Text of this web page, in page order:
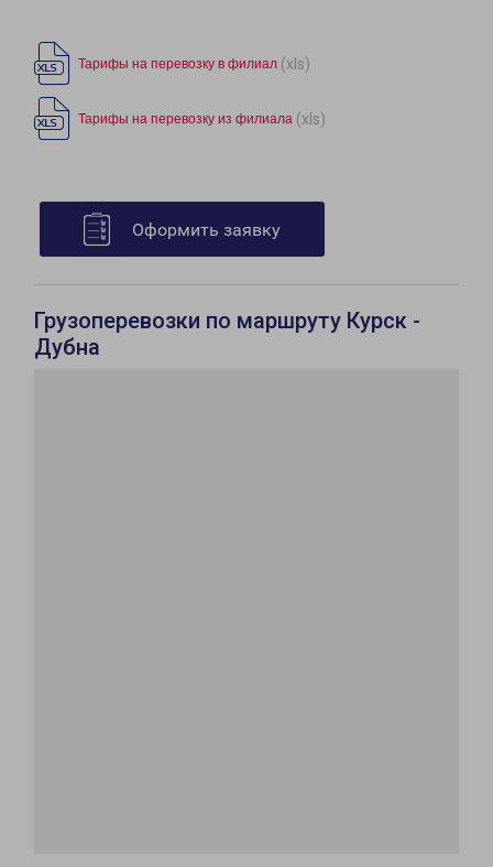
Тарифы на перевозку в филиал (xls)
Тарифы на перевозку из филиала (xls)
Оформить заявку
Грузоперевозки по маршруту Курск -
Дубна